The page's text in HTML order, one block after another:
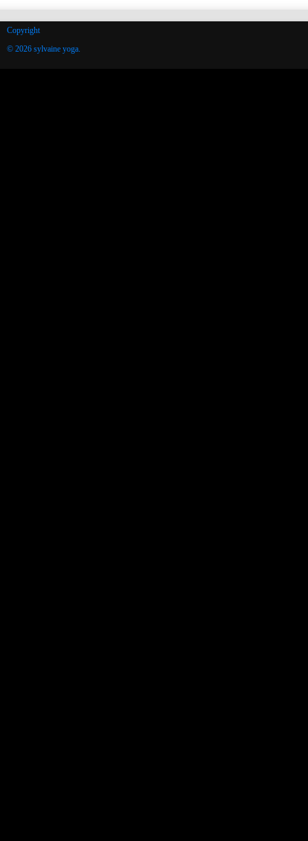
Copyright
© 2026 sylvaine yoga.